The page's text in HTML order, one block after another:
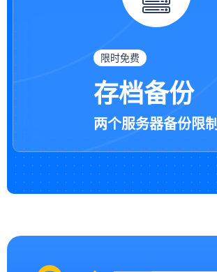
限时免费
存档备份
两个服务器备份限制